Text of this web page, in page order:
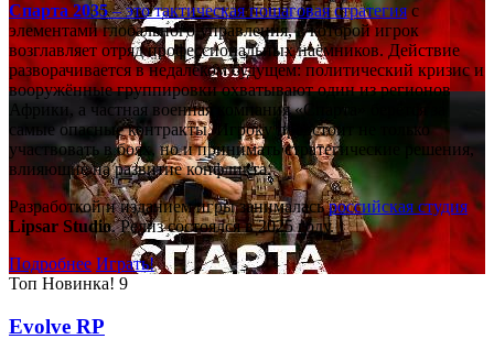
Спарта 2035– это тактическаяпошаговая стратегияс
элементами глобального управления, в которой игрок
возглавляет отряд профессиональных наёмников. Действие
разворачивается в недалёком будущем: политический кризис и
вооружённые группировки охватывают один из регионов
Африки, а частная военная компания «Спарта» берётся за
самые опасные контракты. Игроку предстоит не только
участвовать в боях, но и принимать стратегические решения,
влияющие на развитие конфликта.
Разработкой и изданием игры занималасьроссийская студия
Lipsar Studio. Релиз состоялся в 2025 году.
Подробнее Играть!
Топ Новинка! 9
Evolve RP